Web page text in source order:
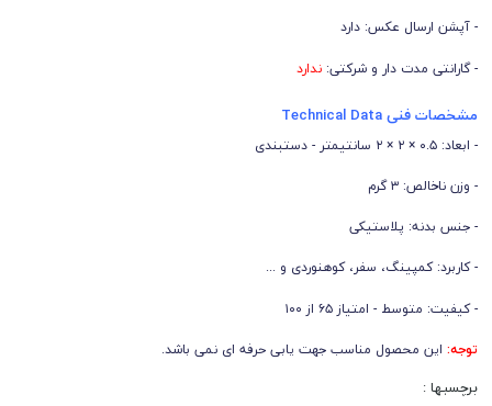
- آپشن ارسال عکس: دارد
- گارانتی مدت دار و شرکتی: ندارد
مشخصات فنی Technical Data
- ابعاد: ۰.۵ × ۲ × ۲ سانتیمتر - دستبندی
- وزن ناخالص: ۳ گرم
- جنس بدنه: پلاستیکی
- کاربرد: کمپینگ، سفر، کوهنوردی و ...
- کیفیت: متوسط - امتیاز ۶۵ از ۱۰۰
توجه:این محصول مناسب جهت یابی حرفه ای نمی باشد.
برچسبها :